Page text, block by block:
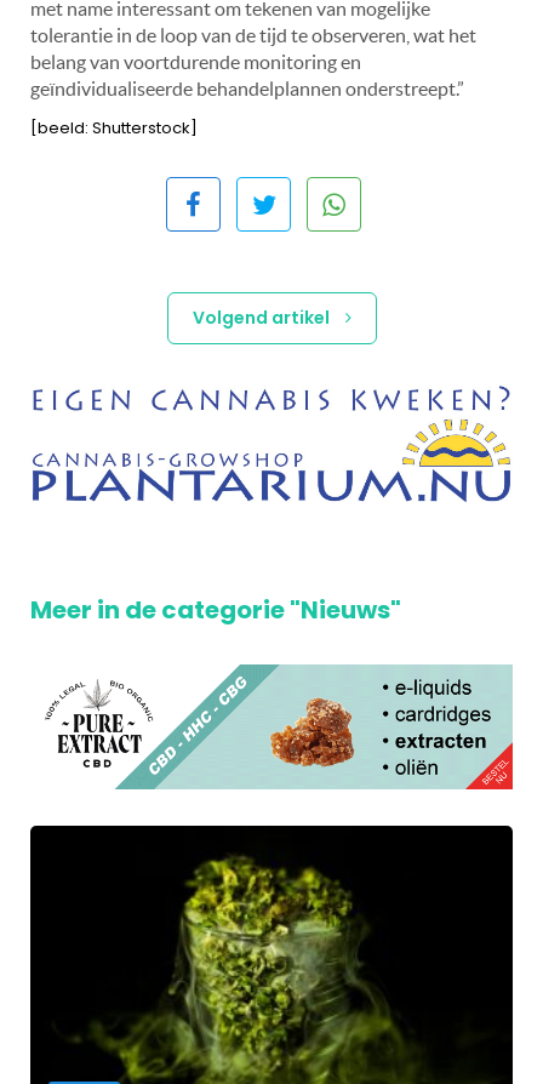
met name interessant om tekenen van mogelijke
tolerantie in de loop van de tijd te observeren, wat het
belang van voortdurende monitoring en
geïndividualiseerde behandelplannen onderstreept.”
[beeld: Shutterstock]
Volgend artikel
Meer in de categorie "Nieuws"